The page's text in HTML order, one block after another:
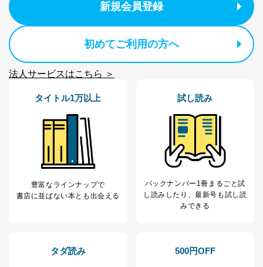
いただいた方の個
処、オペレーター教育など応対品
3
当社カスタマーQ＆
Aサービス利用者
の確認のため
サイトのサービス内容のご案内の
ため
ス、キャンペーン等の広告に関す
採用応募者の方の
採用選考、ご連絡のため
当社の従業者の個
人事、総務などの雇用管理等のた
6
パートナー（提携
企業）からの委託
により当社の
定期購読サービス
購入商品配送のため
提携企業及びお客様がご購入され
た商品の発売元企業からのｅメー
ル等による商品、
よびその分析のため
お問い合わせ対応、トラブル対
新規会員登録
初めてご利用の方へ
法人サービスはこちら ＞
タイトル1万以上
豊富なラインナップで
書店に並ばない本とも出会える
試し読み
バックナンバー1冊まるごと試
し読み したり、最新号も試し読
みできる
タダ読み 500円OFF